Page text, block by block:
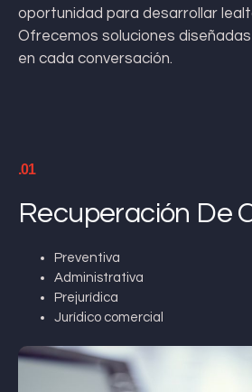
oportunidad para desarrollar
Ofrecemos soluciones
en cada conversación.
.01
Recuperación De
Preventiva
Administrativa
Prejurídica
Jurídico comercial